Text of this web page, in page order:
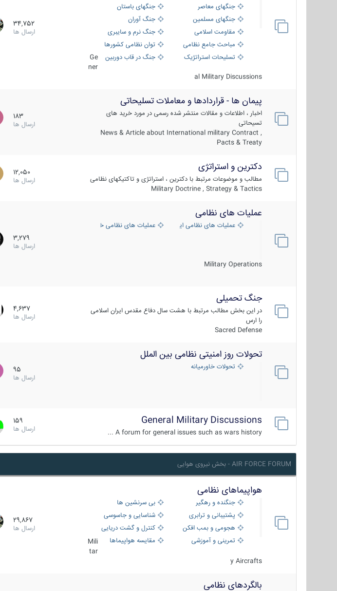
جنگهای معاصر
جنگهای باستان
جنگهای مسلمین
جنگ آوران
مقاومت اسلامی
جنگ نرم و سایبری
مباحث جامع نظامی
توان نظامی کشورها
تسلیحات استراتژیک
جنگ در قاب دوربین
Ge
ner
al Military Discussions
34,752
ارسال ها
پیمان ها - قراردادها و معاملات تسلیحاتی
اخبار ، اطلاعات و مقالات منتشر شده رسمی در مورد خرید های
تسیحاتی
News & Article about International military Contract ,
Pacts & Treaty
183
ارسال ها
دکترین و استراتژی
مطالب و موضوعات مرتبط با دکترین ، استراتژی و تاکتیکهای نظامی
Military Doctrine , Strategy & Tactics
12,050
ارسال ها
عملیات های نظامی
عملیات های نظامی ایران عملیات های نظامی خارجی
Military Operations
3,279
ارسال ها
جنگ تحمیلی
در این بخش مطالب مرتبط با هشت سال دفاع مقدس ایران اسلامی
را ارس
Sacred Defense
4,637
ارسال ها
تحولات روز امنیتی نظامی بین الملل
تحولات خاورمیانه
95
ارسال ها
General Military Discussions
A forum for general issues such as wars history ...
159
ارسال ها
AIR FORCE FORUM - بخش نیروی هوایی
هواپیماهای نظامی
جنگنده و رهگیر
بی سرنشین ها
پشتیبانی و ترابری
شناسایی و جاسوسی
هجومی و بمب افکن
کنترل و گشت دریایی
تمرینی و آموزشی
مقایسه هواپیماها
Mili
tar
y Aircrafts
29,867
ارسال ها
بالگردهای نظامی